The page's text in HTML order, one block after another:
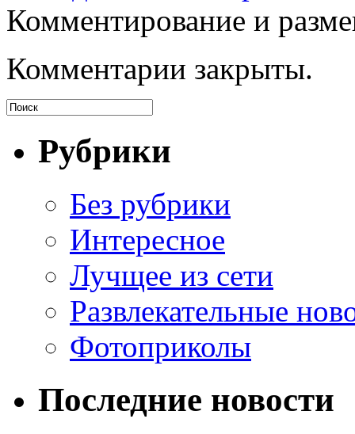
Комментирование и
Комментарии закрыты.
Рубрики
Без рубрики
Интересное
Лучщее из сети
Развлекательные
Фотоприколы
Последние новости